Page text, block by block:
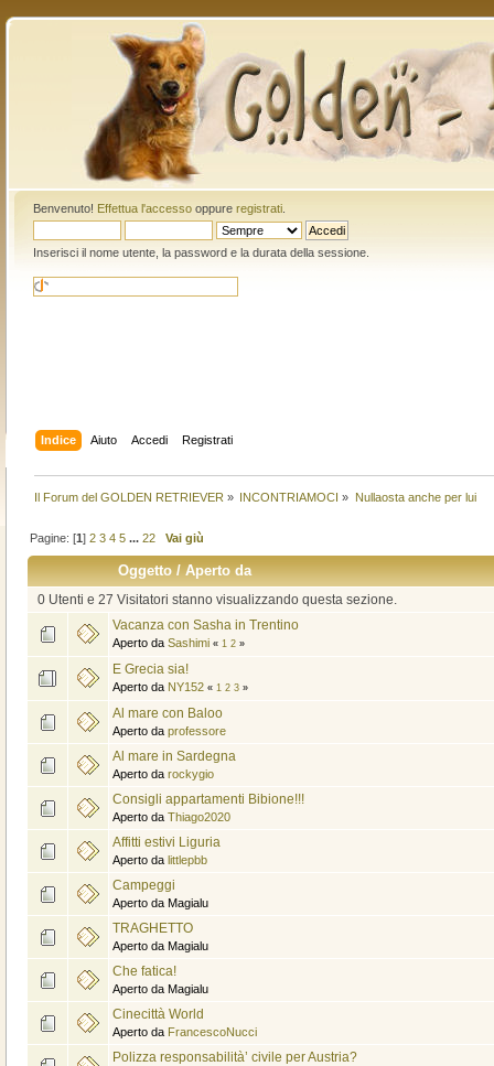
Benvenuto! Effettua l'accessooppure registrati.
Inserisci il nome utente, la password e la durata della sessione.
Indice Aiuto Accedi Registrati
Il Forum del GOLDEN RETRIEVER » INCONTRIAMOCI » Nullaosta anche per lui
Pagine: [1]2 3 4 5 ...22 Vai giù
Oggetto/Aperto da
0 Utenti e 27 Visitatori stanno visualizzando questa sezione.
Vacanza con Sasha in Trentino
Aperto da Sashimi « 1 2»
E Grecia sia!
Aperto da NY152 « 1 2 3»
Al mare con Baloo
Aperto da professore
Al mare in Sardegna
Aperto da rockygio
Consigli appartamenti Bibione!!!
Aperto da Thiago2020
Affitti estivi Liguria
Aperto da littlepbb
Campeggi
Aperto da Magialu
TRAGHETTO
Aperto da Magialu
Che fatica!
Aperto da Magialu
Cinecittà World
Aperto da FrancescoNucci
Polizza responsabilità’ civile per Austria?